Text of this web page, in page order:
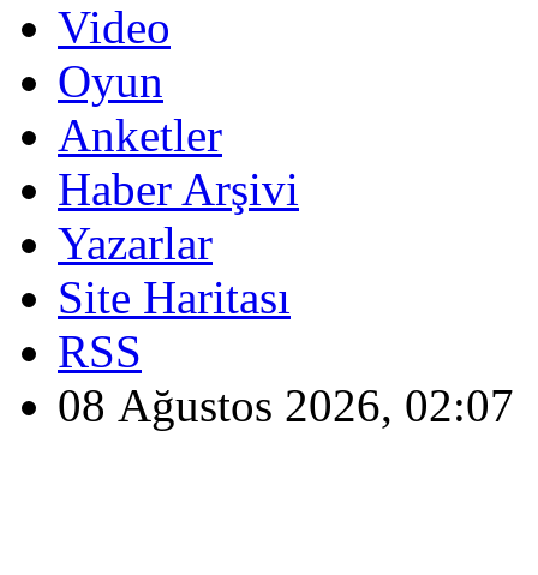
Video
Oyun
Anketler
Haber Arşivi
Yazarlar
Site Haritası
RSS
08 Ağustos 2026, 02:07